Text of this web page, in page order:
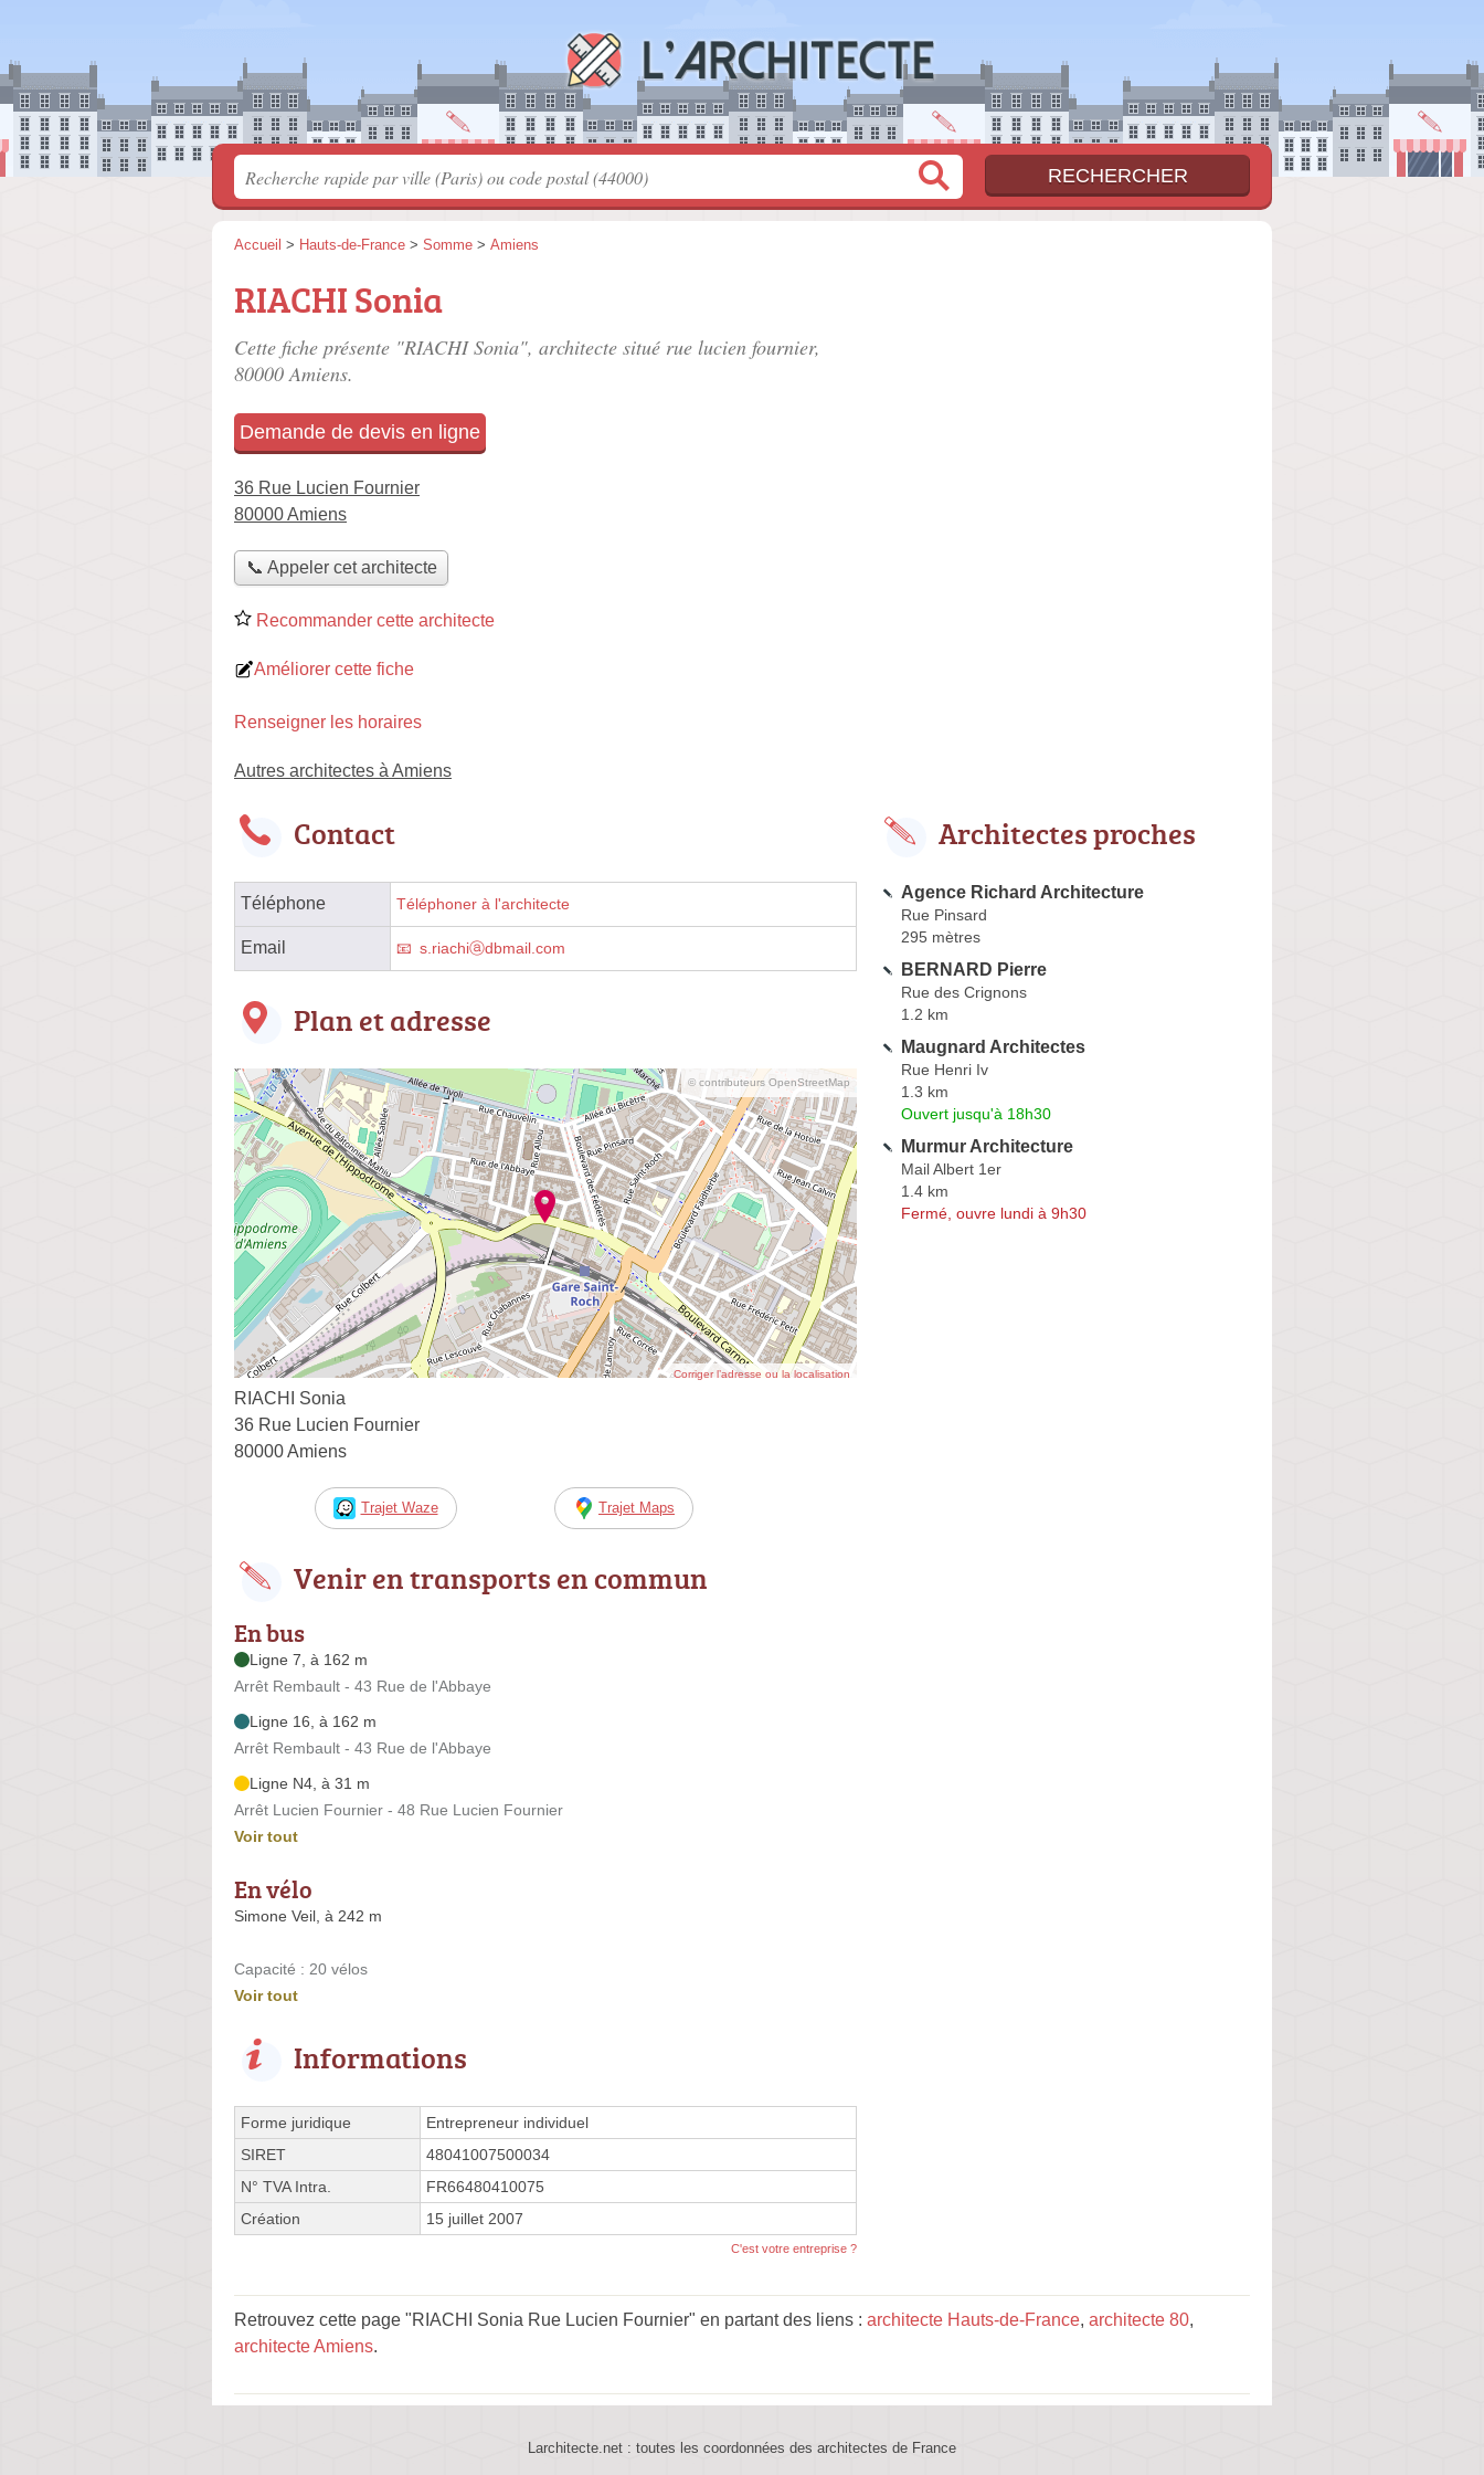
Accueil > Hauts-de-France > Somme > Amiens
RIACHI Sonia
Cette fiche présente "RIACHI Sonia", architecte situé rue lucien fournier,
80000 Amiens.
Demande de devis en ligne
36 Rue Lucien Fournier
80000 Amiens
📞 Appeler cet architecte
Recommander cette architecte
Améliorer cette fiche
Renseigner les horaires
Autres architectes à Amiens
Contact
Téléphone Téléphoner à l'architecte
Email s.riachiⓐdbmail.com
Plan et adresse
© contributeurs OpenStreetMap
Corriger l’adresse ou la localisation
RIACHI Sonia
36 Rue Lucien Fournier
80000 Amiens
Trajet Waze Trajet Maps
Venir en transports en commun
En bus
Ligne 7, à 162 m
Arrêt Rembault - 43 Rue de l'Abbaye
Ligne 16, à 162 m
Arrêt Rembault - 43 Rue de l'Abbaye
Ligne N4, à 31 m
Arrêt Lucien Fournier - 48 Rue Lucien Fournier
Voir tout
En vélo
Simone Veil, à 242 m
Capacité : 20 vélos
Voir tout
Informations
Forme juridique
Entrepreneur individuel
SIRET
48041007500034
N° TVA Intra.
FR66480410075
Création
15 juillet 2007
C'est votre entreprise ?
Architectes proches
Agence Richard Architecture
Rue Pinsard
295 mètres
BERNARD Pierre
Rue des Crignons
1.2 km
Maugnard Architectes
Rue Henri Iv
1.3 km
Ouvert jusqu'à 18h30
Murmur Architecture
Mail Albert 1er
1.4 km
Fermé, ouvre lundi à 9h30
Retrouvez cette page "RIACHI Sonia Rue Lucien Fournier" en partant des liens : architecte Hauts-de-France, architecte 80,
architecte Amiens.
Larchitecte.net : toutes les coordonnées des architectes de France